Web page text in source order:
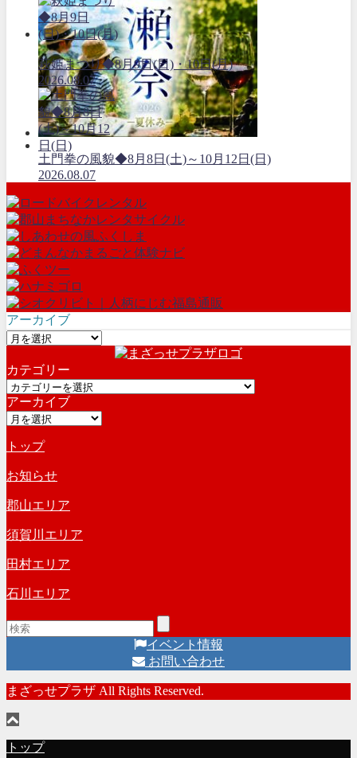
萩姫まつり◆8月9日(日)・10日(月)
2026.08.07
土門拳の風貌◆8月8日(土)～10月12日(日)
2026.08.07
アーカイブ
ア
カ
イ
ブ
カテゴリー
カ
テ
ゴ
ー
アーカイブ
ア
カ
イ
ブ
トップ
お知らせ
郡山エリア
須賀川エリア
田村エリア
石川エリア
イベント情報
お問い合わせ
まざっせプラザ All Rights Reserved.
トップ